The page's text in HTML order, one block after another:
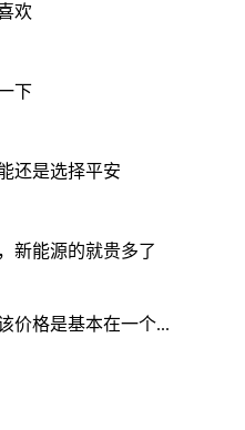
欢
下
还是选择平安
新能源的就贵多了
价格是基本在一个...